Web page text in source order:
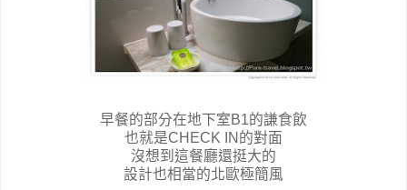
早餐的部分在地下室B1的謙食飲
也就是CHECK IN的對面
沒想到這餐廳還挺大的
設計也相當的北歐極簡風